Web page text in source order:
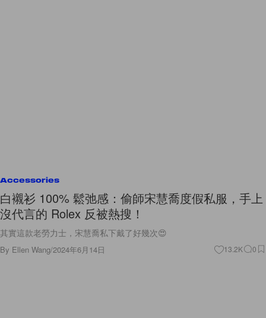
Accessories
白襯衫 100% 鬆弛感：偷師宋慧喬度假私服，手上
沒代言的 Rolex 反被熱搜！
其實這款老勞力士，宋慧喬私下戴了好幾次😍
By Ellen Wang/2024年6月14日 13.2K 0